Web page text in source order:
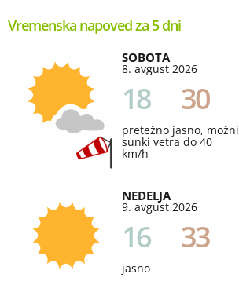
Vremenska napoved za 5 dni
SOBOTA
8. avgust 2026
18 30
pretežno jasno, možni
sunki vetra do 40
km/h
NEDELJA
9. avgust 2026
16 33
jasno